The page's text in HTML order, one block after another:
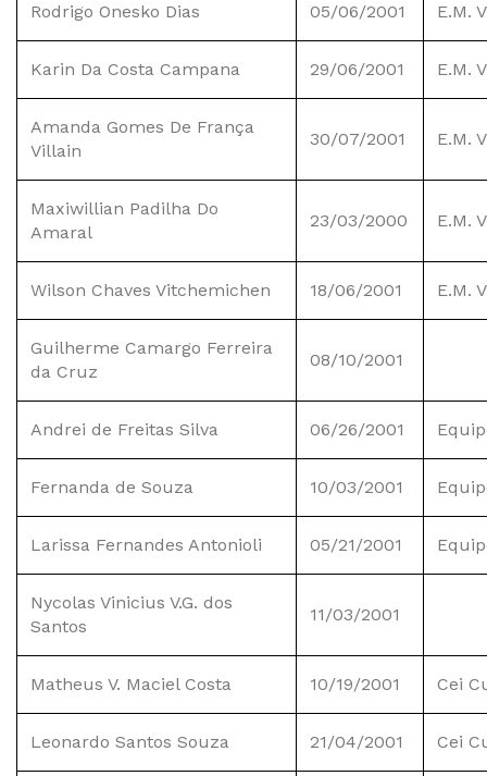
Rodrigo Onesko Dias 05/06/2001 E.M.
Karin Da Costa Campana 29/06/2001 E.M.
Amanda Gomes De França
Villain
30/07/2001 E.M.
Maxiwillian Padilha Do
Amaral
23/03/2000 E.M.
Wilson Chaves Vitchemichen 18/06/2001 E.M.
Guilherme Camargo Ferreira
da Cruz
08/10/2001
Andrei de Freitas Silva 06/26/2001
Fernanda de Souza 10/03/2001
Larissa Fernandes Antonioli 05/21/2001
Nycolas Vinicius V.G. dos
Santos
11/03/2001
Matheus V. Maciel Costa 10/19/2001 Cei
Leonardo Santos Souza 21/04/2001 Cei